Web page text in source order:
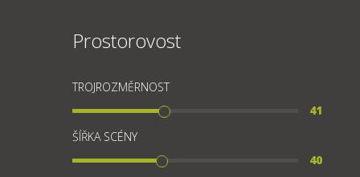
Prostorovost
TROJROZMĚRNOST
41
ŠÍŘKA SCÉNY
40